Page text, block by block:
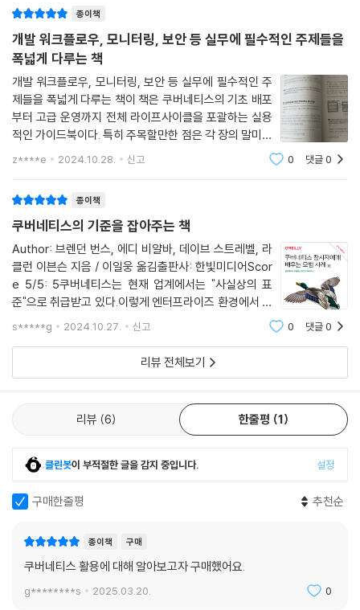
__10.2.2 런타임 구현체
__10.2.3 워크로드 격리와 런타임클래스 모범 사례
_10.3 파드와 컨테이너 보안 관련 고려 사항
__10.3.1 어드미션 컨트롤러
__10.3.2 침입 및 이상 징후 탐지 툴
CHAPTER 11 클러스터 정책과 거버넌스
_11.2 정책의 변별성
_11.3 클라우드 네이티브 정책 엔진
_11.4 게이트키퍼 개요
__11.4.1 정책 예제
__11.4.2 게이트키퍼 용어
__11.4.3 제약조건 템플릿 정의
__11.4.4 제약조건 정의
__11.4.5 데이터 복제
__11.4.6 UX
_11.5 집행 액션과 감사 적용
__11.5.3 게이트키퍼 연습하기
_12.2 멀티클러스터 설계 문제
_12.3 멀티클러스터 배포 관리
_12.5 깃옵스로 클러스터를 관리하는 방식
종이책
개발 워크플로우, 모니터링, 보안 등 실무에 필수적인 주제들을
폭넓게 다루는 책
개발 워크플로우, 모니터링, 보안 등 실무에 필수적인 주
제들을 폭넓게 다루는 책이 책은 쿠버네티스의 기초 배포
부터 고급 운영까지 전체 라이프사이클을 포괄하는 실용
적인 가이드북이다. 특히 주목할만한 점은 각 장의 말미에
“모범 사례”를 정리하여 실전에서 바로 적용할 수 있는 지
z****e 2024.10.28. 신고 0 댓글0
종이책
쿠버네티스의 기준을 잡아주는 책
Author: 브렌던 번스, 에디 비얄바, 데이브 스트레벨, 라
클런 이븐슨 지음 / 이일웅 옮김출판사: 한빛미디어Scor
e 5/5: 5쿠버네티스는 현재 업계에서는 "사실상의 표
준"으로 취급받고 있다.이렇게 엔터프라이즈 환경에서 쿠
버네티스가 빠르게 확산된 배경에는 여러 요소가 있을 수
있지만 기본적으로 구글에서 검증된 아키텍처 또는 솔루
션이었다는 점이 가장 중요한 이유중 하나가 아닐
s*****g 2024.10.27. 신고 0 댓글0
리뷰 전체보기
리뷰 6 한줄평 1
클린봇이 부적절한 글을 감지 중입니다. 설정
구매한줄평 추천순
종이책 구매
쿠버네티스 활용에 대해 알아보고자 구매했어요.
g********s 2025.03.20. 0